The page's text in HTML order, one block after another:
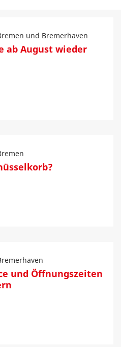
und Bremerhaven
ab August wieder
und Öffnungszeiten